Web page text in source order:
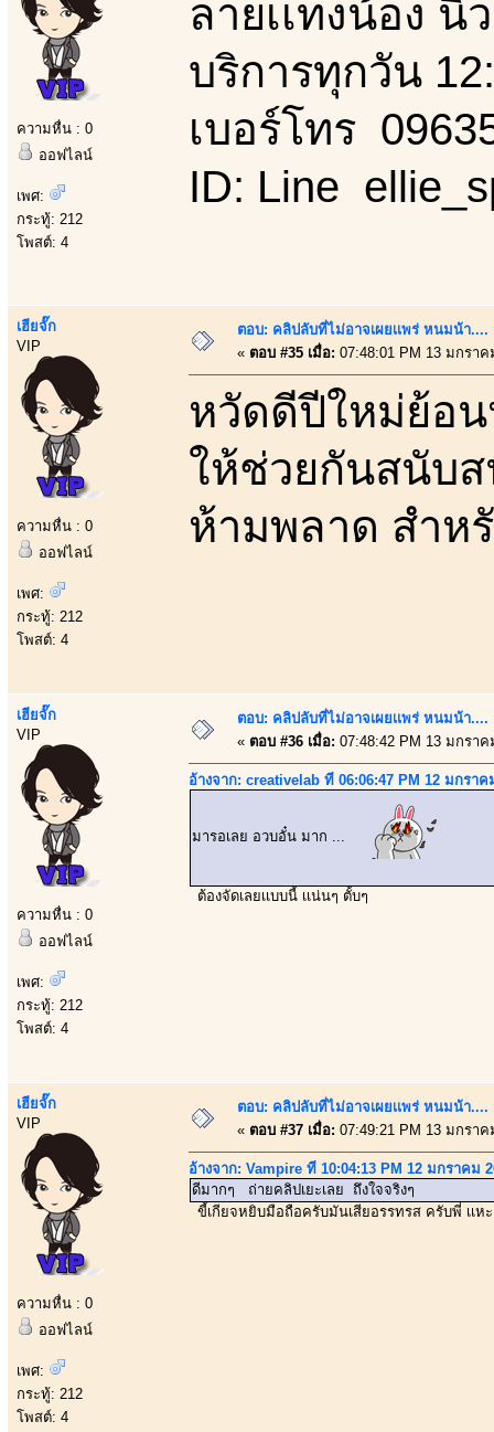
ความหื่น : 0
ออฟไลน์
เพศ:
กระทู้: 212
โพสต์: 4
ลายเเทงน้อง นิ
บริการทุกวัน
เบอร์โทร
ID: Line
เฮียจั๊ก
VIP
ความหื่น : 0
ออฟไลน์
เพศ:
กระทู้: 212
โพสต์: 4
ตอบ: คลิปลับที่ไม่อาจเผยเเพร่ หนมน้า
« ตอบ #35 เมื่อ: 07:48:01 PM 13 มกราค
หวัดดีปีใหม่ย้อน
ให้ช่วยกันสนับส
ห้ามพลาด สำห
เฮียจั๊ก
VIP
ความหื่น : 0
ออฟไลน์
เพศ:
กระทู้: 212
โพสต์: 4
ตอบ: คลิปลับที่ไม่อาจเผยเเพร่ หนมน้า
« ตอบ #36 เมื่อ: 07:48:42 PM 13 มกราค
อ้างจาก: creativelab ที่ 06:06:47 PM 12 มกราค
มารอเลย อวบอั๋น มาก ...
ต้องจัดเลยเเบบนี้ เเน่นๆ ตั้บๆ
เฮียจั๊ก
VIP
ความหื่น : 0
ออฟไลน์
เพศ:
กระทู้: 212
โพสต์: 4
ตอบ: คลิปลับที่ไม่อาจเผยเเพร่ หนมน้า
« ตอบ #37 เมื่อ: 07:49:21 PM 13 มกราค
อ้างจาก: Vampire ที่ 10:04:13 PM 12 มกราคม
ดีมากๆ ถ่ายคลิปเยะเลย ถึงใจจริงๆ
ขี้เกียจหยิบมือถือครับมันเสียอรรทรส ครับพี่ เเห